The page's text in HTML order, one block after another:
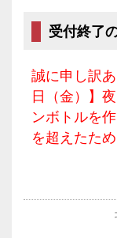
受付終了
誠に申し訳
日（金）】
ンボトルを
を超えたた